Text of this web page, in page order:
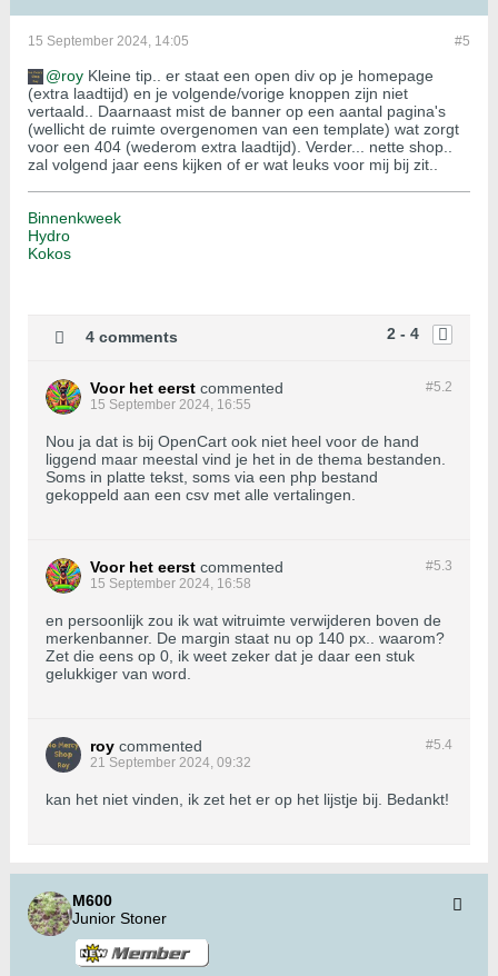
#5
15 September 2024, 14:05
roy Kleine tip.. er staat een open div op je homepage
(extra laadtijd) en je volgende/vorige knoppen zijn niet
vertaald.. Daarnaast mist de banner op een aantal pagina's
(wellicht de ruimte overgenomen van een template) wat zorgt
voor een 404 (wederom extra laadtijd). Verder... nette shop..
zal volgend jaar eens kijken of er wat leuks voor mij bij zit..
Binnenkweek
Hydro
Kokos
2 - 4
4 comments
#5.2
Voor het eerst commented
15 September 2024, 16:55
Nou ja dat is bij OpenCart ook niet heel voor de hand
liggend maar meestal vind je het in de thema bestanden.
Soms in platte tekst, soms via een php bestand
gekoppeld aan een csv met alle vertalingen.
#5.3
Voor het eerst commented
15 September 2024, 16:58
en persoonlijk zou ik wat witruimte verwijderen boven de
merkenbanner. De margin staat nu op 140 px.. waarom?
Zet die eens op 0, ik weet zeker dat je daar een stuk
gelukkiger van word.
#5.4
roy commented
21 September 2024, 09:32
kan het niet vinden, ik zet het er op het lijstje bij. Bedankt!
M600
Junior Stoner